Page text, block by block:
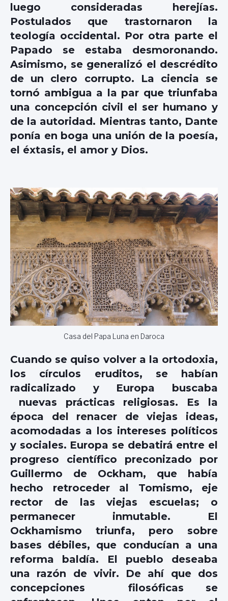
luego consideradas herejías.
Postulados que trastornaron la
teología occidental. Por otra parte el
Papado se estaba desmoronando.
Asimismo, se generalizó el descrédito
de un clero corrupto. La ciencia se
tornó ambigua a la par que triunfaba
una concepción civil el ser humano y
de la autoridad. Mientras tanto, Dante
ponía en boga una unión de la poesía,
el éxtasis, el amor y Dios.
Casa del Papa Luna en Daroca
Cuando se quiso volver a la ortodoxia,
los círculos eruditos, se habían
radicalizado y Europa buscaba
nuevas prácticas religiosas. Es la
época del renacer de viejas ideas,
acomodadas a los intereses políticos
y sociales. Europa se debatirá entre el
progreso científico preconizado por
Guillermo de Ockham, que había
hecho retroceder al Tomismo, eje
rector de las viejas escuelas; o
permanecer inmutable. El
Ockhamismo triunfa, pero sobre
bases débiles, que conducían a una
reforma baldía. El pueblo deseaba
una razón de vivir. De ahí que dos
concepciones filosóficas se